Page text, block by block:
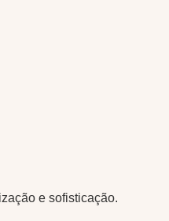
e sofisticação.